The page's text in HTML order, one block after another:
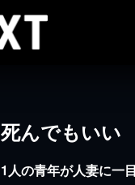
死んでもいい
1人の青年が人妻に一